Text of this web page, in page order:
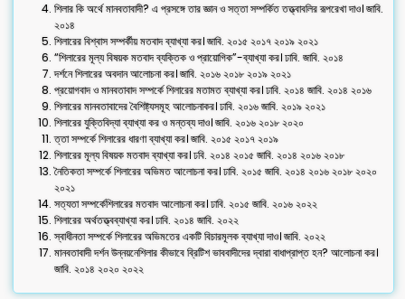
শিলার কি অর্থে মানবতাবাদী? এ প্রসঙ্গে তার জ্ঞান ও সত্তা সম্পর্কিত তত্ত্বাবলির রূপরেখা দাও। জাবি.
২০১৪
শিলারের বিশ্বাস সম্পর্কীয় মতবাদ ব্যাখ্যা কর। জাবি. ২০১৫ ২০১৭ ২০১৯ ২০২১
“শিলারের মূল্য বিষয়ক মতবাদ ব্যক্তিক ও প্রায়োগিক”-ব্যাখ্যা কর। ঢাবি. জাবি. ২০১৪
দর্শনে শিলারের অবদান আলোচনা কর। জাবি. ২০১৬ ২০১৮ ২০১৯ ২০২১
প্রয়োগবাদ ও মানবতাবাদ সম্পর্কে শিলারের মতামত ব্যাখ্যা কর। ঢাবি. ২০১৪ জাবি. ২০১৪ ২০১৬
শিলারের মানবতাবাদের বৈশিষ্ট্যসমূহ আলোচনাকর। ঢাবি. ২০১৬ জাবি. ২০১৯ ২০২১
শিলারের যুক্তিবিদ্যা ব্যাখ্যা কর ও মন্তব্য দাও। জাবি. ২০১৬ ২০১৮ ২০২০
ত্তা সম্পর্কে শিলারের ধারণা ব্যাখ্যা কর। জাবি. ২০১৫ ২০১৭ ২০১৯
শিলারের মূল্য বিষয়ক মতবাদ ব্যাখ্যা কর। ঢবি. ২০১৪ ২০১৫ জাবি. ২০১৪ ২০১৬ ২০১৮
নৈতিকতা সম্পর্কে শিলারের অভিমত আলোচনা কর। ঢাবি. ২০১৫ জাবি. ২০১৪ ২০১৬ ২০১৮ ২০২০
২০২১
সত্যতা সম্পর্কেশিলারের মতবাদ আলোচনা কর। ঢাবি. ২০১৫ জাবি. ২০১৬ ২০২২
শিলারের অর্থতত্ত্বব্যাখ্যা কর। ঢাবি. ২০১৪ জাবি. ২০২২
স্বাধীনতা সম্পর্কে শিলারের অভিমতের একটি বিচারমূলক ব্যাখ্যা দাও। জাবি. ২০২২
মানবতাবাদী দর্শন উন্নয়নেশিলার কীভাবে ব্রিটিশ ভাববাদীদের দ্বারা বাধাপ্রাপ্ত হন? আলোচনা কর।
জাবি. ২০১৪ ২০২০ ২০২২